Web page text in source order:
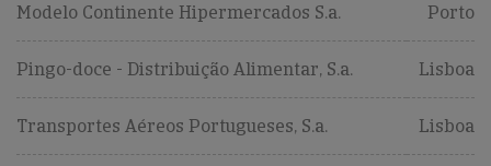
Modelo Continente Hipermercados S.a. Porto
Pingo-doce - Distribuição Alimentar, S.a. Lisboa
Transportes Aéreos Portugueses, S.a. Lisboa